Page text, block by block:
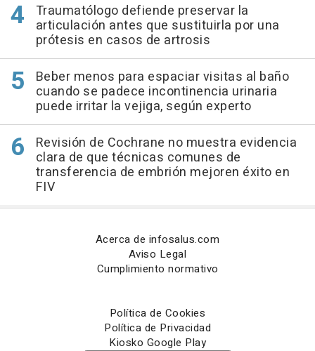
Traumatólogo defiende preservar la
articulación antes que sustituirla por una
prótesis en casos de artrosis
Beber menos para espaciar visitas al baño
cuando se padece incontinencia urinaria
puede irritar la vejiga, según experto
Revisión de Cochrane no muestra evidencia
clara de que técnicas comunes de
transferencia de embrión mejoren éxito en
FIV
Acerca de infosalus.com
Aviso Legal
Cumplimiento normativo
Política de Cookies
Política de Privacidad
Kiosko Google Play